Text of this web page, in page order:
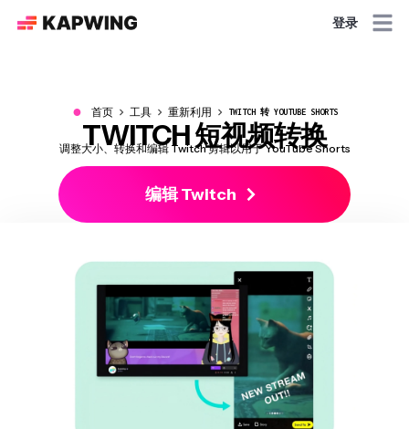
登录
● 首页 工具 重新利用 TWITCH 转 YOUTUBE SHORTS
TWITCH 短视频转换
调整大小、转换和编辑 Twitch 剪辑以用于 YouTube Shorts
编辑 Twitch